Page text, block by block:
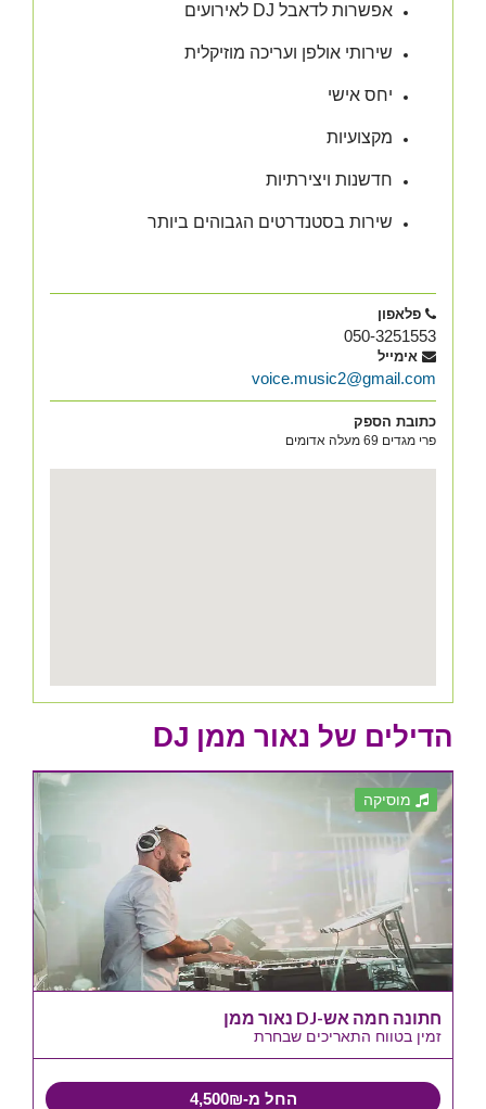
אפשרות לדאבל DJ לאירועים
שירותי אולפן ועריכה מוזיקלית
יחס אישי
מקצועיות
חדשנות ויצירתיות
שירות בסטנדרטים הגבוהים ביותר
פלאפון
050-3251553
אימייל
voice.music2@gmail.com
כתובת הספק
פרי מגדים 69 מעלה אדומים
הדילים של נאור ממן DJ
מוסיקה
חתונה חמה אש-DJ נאור ממן
זמין בטווח התאריכים שבחרת
החל מ-4,500₪